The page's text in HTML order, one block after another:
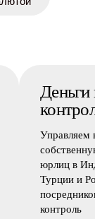
Управляем
юрлиц в
Турции и
контроль